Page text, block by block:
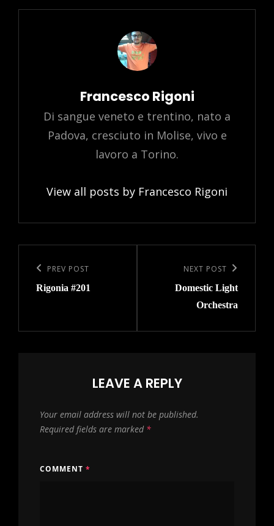
Author:
Francesco Rigoni
Di sangue veneto e trentino, nato a
Padova, cresciuto in Molise, vivo e
lavoro a Torino.
View all posts by Francesco Rigoni
navigation
Previous
Post
PREV POST
Rigonia #201
Post
NEXT POST
Domestic Light
Orchestra
LEAVE A REPLY
Your email address will not be published.
Required fields are marked *
COMMENT *